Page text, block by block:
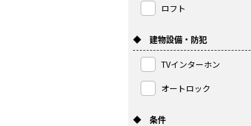
ロフト
◆ 建物設備・防犯
TVインターホン
オートロック
◆ 条件